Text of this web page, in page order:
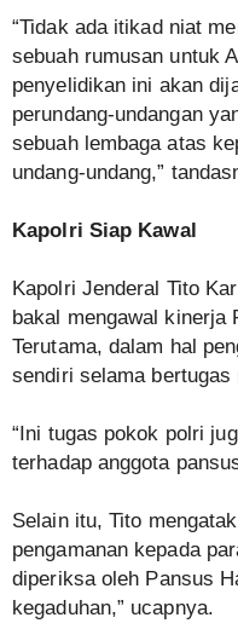
“Tidak ada itikad niat
sebuah rumusan untuk
penyelidikan ini akan
perundang-undangan
sebuah lembaga atas
undang-undang,”
Kapolri Siap Kawal
Kapolri Jenderal Tito
bakal mengawal kinerja
Terutama, dalam hal
sendiri selama
“Ini tugas pokok polri
terhadap anggota
Selain itu, Tito
pengamanan kepada
diperiksa oleh Pansus
kegaduhan,” ucapnya.